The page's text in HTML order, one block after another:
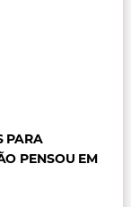
PARA
PENSOU EM